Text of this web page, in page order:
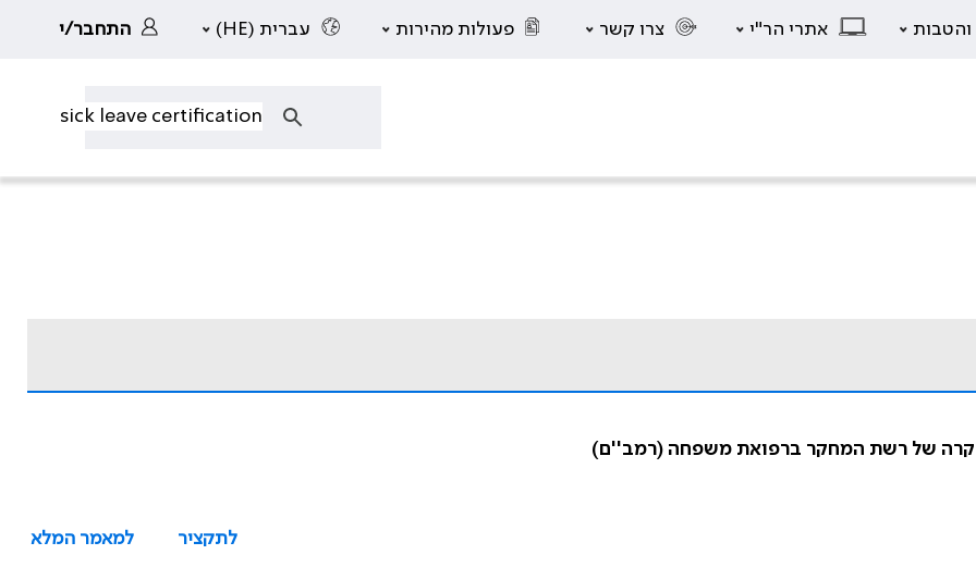
והטבות אתרי הר"י צרו קשר פעולות מהירות עברית (HE) התחבר/י
של רשת המחקר ברפואת משפחה (רמב''ם)
לתקציר למאמר המלא